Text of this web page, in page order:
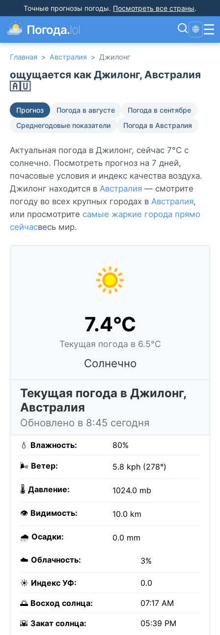
Точные прогнозы погоды. Посмотреть все страны.
Погода.lol 🌐 ☰
Главная > Австралия > Джилонг
ощущается как Джилонг, Австралия
🇦🇺
Прогноз Погода в августе
Погода в сентябре
Среднегодовые показатели
Погода в Австралия
Актуальная погода в Джилонг, сейчас 7°C с
солнечно. Посмотреть прогноз на 7 дней,
почасовые условия и индекс качества воздуха.
Джилонг находится в Австралия — смотрите
погоду во всех крупных городах в Австралия,
или просмотрите самые жаркие города прямо
сейчасвесь мир.
7.4°C
Текущая погода в 6.5°C
Солнечно
Текущая погода в Джилонг,
Австралия
Обновлено в 8:45 сегодня
💧 Влажность: 80%
🌬️ Ветер: 5.8 kph (278°)
🌡️ Давление: 1024.0 mb
👁️ Видимость: 10.0 km
🌧️ Осадки: 0.0 mm
☁️ Облачность: 3%
☀️ Индекс УФ: 0.0
🌅 Восход солнца: 07:17 AM
🌇 Закат солнца: 05:39 PM